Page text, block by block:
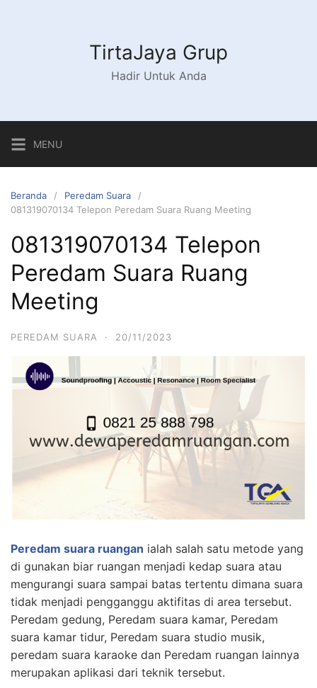
TirtaJaya Grup
Hadir Untuk Anda
MENU
Beranda
Peredam Suara
081319070134 Telepon Peredam Suara Ruang Meeting
081319070134 Telepon
Peredam Suara Ruang
Meeting
PEREDAM SUARA · 20/11/2023
Peredam suara ruangan ialah salah satu metode yang
di gunakan biar ruangan menjadi kedap suara atau
mengurangi suara sampai batas tertentu dimana suara
tidak menjadi pengganggu aktifitas di area tersebut.
Peredam gedung, Peredam suara kamar, Peredam
suara kamar tidur, Peredam suara studio musik,
peredam suara karaoke dan Peredam ruangan lainnya
merupakan aplikasi dari teknik tersebut.